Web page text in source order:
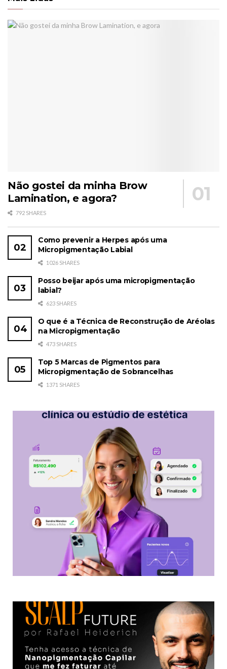
Não gostei da minha Brow
Lamination, e agora?
792 SHARES
Como prevenir a Herpes após uma
Micropigmentação Labial
1026 SHARES
Posso beijar após uma micropigmentação
labial?
623 SHARES
O que é a Técnica de Reconstrução de Aréolas
na Micropigmentação
473 SHARES
Top 5 Marcas de Pigmentos para
Micropigmentação de Sobrancelhas
1371 SHARES